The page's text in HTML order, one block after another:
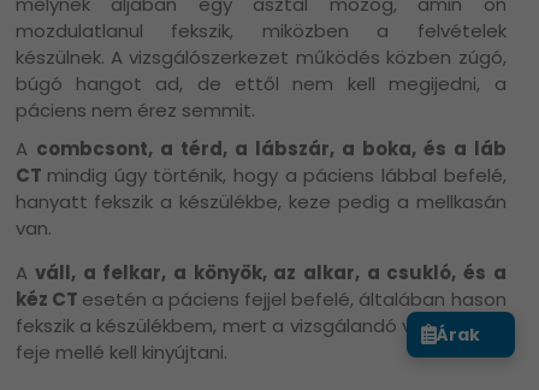
mozdulatlanul fekszik, miközben a felvételek
készülnek. A vizsgálószerkezet működés közben zúgó,
búgó hangot ad, de ettől nem kell megijedni, a
páciens nem érez semmit.
A combcsont, a térd, a lábszár, a boka, és a láb
CT mindig úgy történik, hogy a páciens lábbal befelé,
hanyatt fekszik a készülékbe, keze pedig a mellkasán
van.
Aváll, a felkar, a könyök, az alkar, a csukló, és a
kéz CT esetén a páciens fejjel befelé, általában hason
fekszik a készülékbem, mert a vizsgálandó végtagot a
feje mellé kell kinyújtani.
Árak